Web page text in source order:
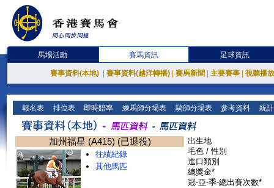
馬場活動 賽馬資訊 足球資訊
賽事資料(本地) 賽事資料(越洋轉播) 賽馬新聞 主要賽事 視聽播
報名表 排位表 即時賠率 練馬師分場表 騎師分場表 參考資料 統
加州福星 (A415) (已退役)
往績紀錄
其他馬匹
出生地
毛色 / 性別
進口類別
總獎金*
冠-亞-季-總出賽次數*